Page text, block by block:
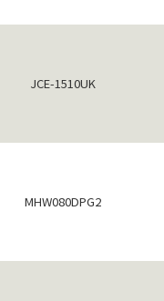
JCE-1510UK
MHW080DPG2